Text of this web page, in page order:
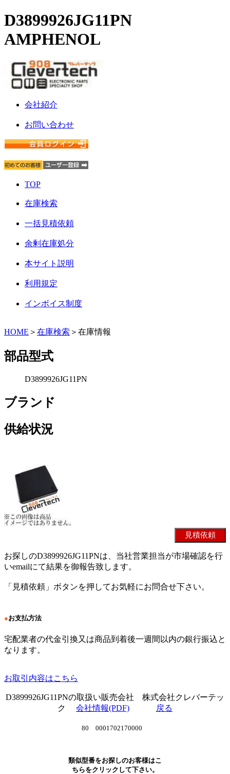
D3899926JG11PN
AMPHENOL
会社紹介
お問い合わせ
TOP
在庫検索
一括見積依頼
余剰在庫処分
本サイト説明
利用規定
インボイス制度
HOME ＞ 在庫検索 ＞在庫情報
部品型式
D3899926JG11PN
ブランド
供給状況
お探しのD3899926JG11PNは、当社営業担当が市場確認を行
いemailにて結果を御報告致します。
「見積依頼」ボタンを押してお気軽にお問合せ下さい。
●お支払方法
宅配業者の代金引換又は商品到着後一週間以内の銀行振込と
なります。
お取引内容はこちら
D3899926JG11PNの取扱い販売会社 株式会社クレバーテッ
ク 会社情報(PDF) 戻る
80 0001702170000
類似型番をお探しのお客様はこ
ちらをクリックして下さい。